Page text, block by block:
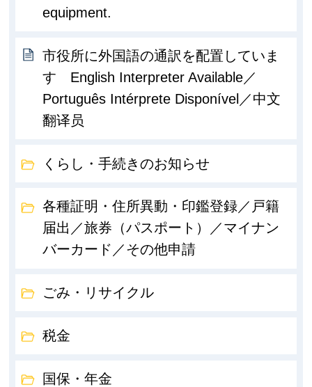
equipment.
市役所に外国語の通訳を配置していま
す English Interpreter Available／
Português Intérprete Disponível／中文
翻译员
くらし・手続きのお知らせ
各種証明・住所異動・印鑑登録／戸籍
届出／旅券（パスポート）／マイナン
バーカード／その他申請
ごみ・リサイクル
税金
国保・年金